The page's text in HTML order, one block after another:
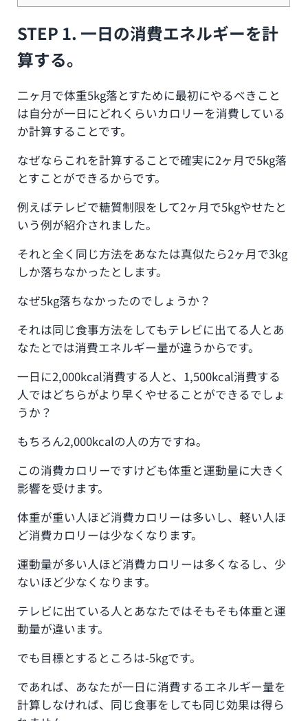
STEP 1. 一日の消費エネルギーを計
算する。
二ヶ月で体重5kg落とすために最初にやるべきこと
は自分が一日にどれくらいカロリーを消費している
か計算することです。
なぜならこれを計算することで確実に2ヶ月で5kg落
とすことができるからです。
例えばテレビで糖質制限をして2ヶ月で5kgやせたと
いう例が紹介されました。
それと全く同じ方法をあなたは真似たら2ヶ月で3kg
しか落ちなかったとします。
なぜ5kg落ちなかったのでしょうか？
それは同じ食事方法をしてもテレビに出てる人とあ
なたとでは消費エネルギー量が違うからです。
一日に2,000kcal消費する人と、1,500kcal消費する
人ではどちらがより早くやせることができるでしょ
うか？
もちろん2,000kcalの人の方ですね。
この消費カロリーですけども体重と運動量に大きく
影響を受けます。
体重が重い人ほど消費カロリーは多いし、軽い人ほ
ど消費カロリーは少なくなります。
運動量が多い人ほど消費カロリーは多くなるし、少
ないほど少なくなります。
テレビに出ている人とあなたではそもそも体重と運
動量が違います。
でも目標とするところは-5kgです。
であれば、あなたが一日に消費するエネルギー量を
計算しなければ、同じ食事をしても同じ効果は得ら